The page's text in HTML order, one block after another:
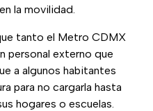
la movilidad.
tanto el Metro CDMX
personal externo que
a algunos habitantes
para no cargarla hasta
hogares o escuelas.